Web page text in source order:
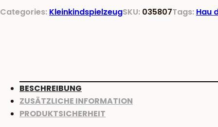
Categories: KleinkindspielzeugSKU: 035807Tags: Hau
BESCHREIBUNG
ZUSÄTZLICHE INFORMATION
PRODUKTSICHERHEIT